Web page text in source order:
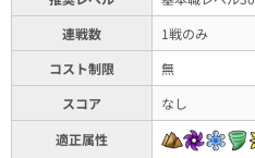
連戦数
1戦のみ
コスト制限
無
スコア
なし
適正属性